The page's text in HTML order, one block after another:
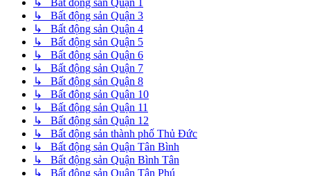
↳ Bất động sản Quận 3
↳ Bất động sản Quận 4
↳ Bất động sản Quận 5
↳ Bất động sản Quận 6
↳ Bất động sản Quận 7
↳ Bất động sản Quận 8
↳ Bất động sản Quận 10
↳ Bất động sản Quận 11
↳ Bất động sản Quận 12
↳ Bất động sản thành phố Thủ Đức
↳ Bất động sản Quận Tân Bình
↳ Bất động sản Quận Bình Tân
↳ Bất động sản Quận Tân Phú